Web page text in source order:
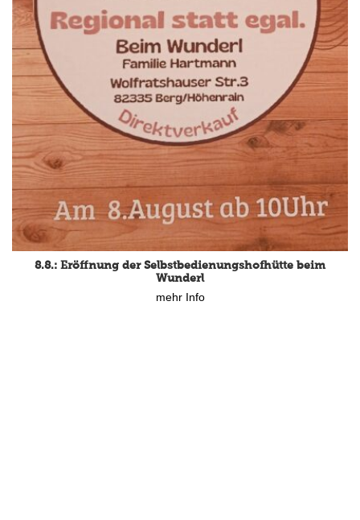
8.8.: Eröffnung der Selbstbedienungshofhütte beim
Wunderl
mehr Info